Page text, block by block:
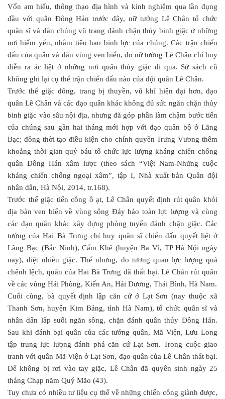
Vốn am hiểu, thông thạo địa hình và kinh nghiệm qua lần đụng
đầu với quân Đông Hán trước đây, nữ tướng Lê Chân tổ chức
quân sĩ và dân chúng vũ trang đánh chặn thủy binh giặc ở những
nơi hiểm yếu, nhằm tiêu hao binh lực của chúng. Các trận chiến
đấu của quân và dân vùng ven biển, do nữ tướng Lê Chân chỉ huy
diễn ra ác liệt ở những nơi quân thủy giặc đi qua. Sử sách cũ
không ghi lại cụ thể trận chiến đấu nào của đội quân Lê Chân.
Trước thế giặc đông, trang bị thuyền, vũ khí hiện đại hơn, đạo
quân Lê Chân và các đạo quân khác không đủ sức ngăn chặn thủy
binh giặc vào sâu nội địa, nhưng đã góp phần làm chậm bước tiến
của chúng sau gần hai tháng mới hợp với đạo quân bộ ở Lãng
Bạc; đồng thời tạo điều kiện cho chính quyền Trưng Vương thêm
khoảng thời gian quý báu tổ chức lực lượng kháng chiến chống
quân Đông Hán xâm lược (theo sách “Việt Nam-Những cuộc
kháng chiến chống ngoại xâm”, tập I, Nhà xuất bản Quân đội
nhân dân, Hà Nội, 2014, tr.168).
Trước thế giặc tiến công ồ ạt, Lê Chân quyết định rút quân khỏi
địa bàn ven biển về vùng sông Đáy bảo toàn lực lượng và cùng
các đạo quân khác xây dựng phòng tuyến đánh chặn giặc. Các
tướng của Hai Bà Trưng chỉ huy quân sĩ chiến đấu quyết liệt ở
Lãng Bạc (Bắc Ninh), Cấm Khê (huyện Ba Vì, TP Hà Nội ngày
nay), diệt nhiều giặc. Thế nhưng, do tương quan lực lượng quá
chênh lệch, quân của Hai Bà Trưng đã thất bại. Lê Chân rút quân
về các vùng Hải Phòng, Kiến An, Hải Dương, Thái Bình, Hà Nam.
Cuối cùng, bà quyết định lập căn cứ ở Lạt Sơn (nay thuộc xã
Thanh Sơn, huyện Kim Bảng, tỉnh Hà Nam), tổ chức quân sĩ và
nhân dân lấp suối ngăn sông, chặn đánh quân thủy Đông Hán.
Sau khi đánh bại quân của các tướng quân, Mã Viện, Lưu Long
tập trung lực lượng đánh phá căn cứ Lạt Sơn. Trong cuộc giao
tranh với quân Mã Viện ở Lạt Sơn, đạo quân của Lê Chân thất bại.
Để không bị rơi vào tay giặc, Lê Chân đã quyên sinh ngày 25
tháng Chạp năm Quý Mão (43).
Tuy chưa có nhiều tư liệu cụ thể về những chiến công giành được,